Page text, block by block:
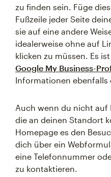
zu finden sein. Füge
Fußzeile jeder Seite
sie auf eine andere
idealerweise ohne auf
klicken zu müssen. Es
Google My Business-
Informationen ebenfalls
Auch wenn du nicht auf
die an deinen Standort
Homepage es den
dich über ein
eine Telefonnummer
zu kontaktieren.